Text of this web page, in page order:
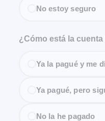
No estoy seguro
¿Cómo está la
Ya la pagué y me
Ya pagué, pero
No la he pagado